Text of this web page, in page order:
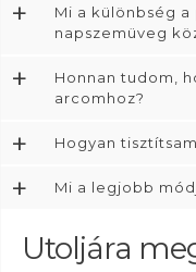
+
Mi a különbség
napszemüveg
+
Honnan tudom,
arcomhoz?
+ Hogyan
+ Mi a legjobb
Utoljára